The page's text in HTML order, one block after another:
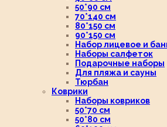
50*90 см
70*140 см
80*150 см
90*150 см
Набор лицевое и
Наборы салфеток
Подарочные наборы
Для пляжа и сауны
Тюрбан
Коврики
Наборы ковриков
50*70 см
50*80 см